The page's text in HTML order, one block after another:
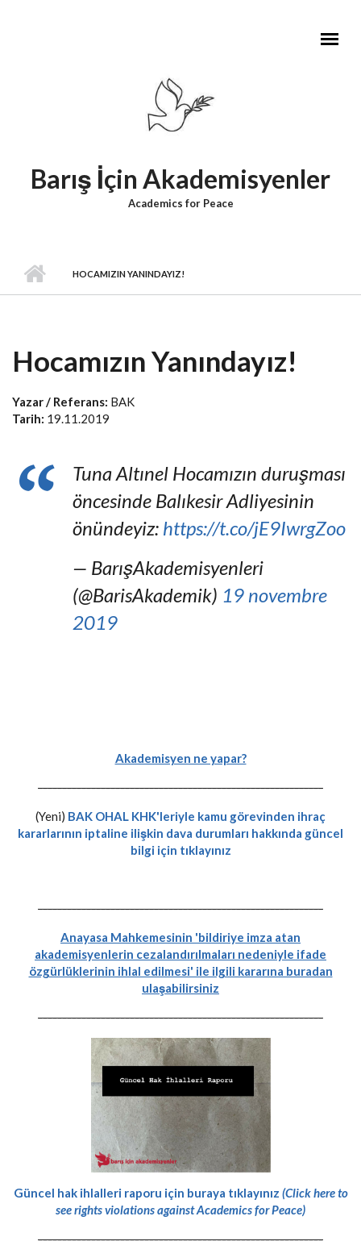
Barış İçin Akademisyenler
Academics for Peace
HOCAMIZIN YANINDAYIZ!
Hocamızın Yanındayız!
Yazar / Referans: BAK
Tarih: 19.11.2019
Tuna Altınel Hocamızın duruşması
öncesinde Balıkesir Adliyesinin
önündeyiz: https://t.co/jE9IwrgZoo
— BarışAkademisyenleri
(@BarisAkademik) 19 novembre
2019
Akademisyen ne yapar?
-----------------------------------------------------------
(Yeni) BAK OHAL KHK'leriyle kamu görevinden ihraç
kararlarının iptaline ilişkin dava durumları hakkında güncel
bilgi için tıklayınız
-----------------------------------------------------------
Anayasa Mahkemesinin 'bildiriye imza atan
akademisyenlerin cezalandırılmaları nedeniyle ifade
özgürlüklerinin ihlal edilmesi' ile ilgili kararına buradan
ulaşabilirsiniz
-----------------------------------------------------------
Güncel hak ihlalleri raporu için buraya tıklayınız (Click here to
see rights violations against Academics for Peace)
-----------------------------------------------------------